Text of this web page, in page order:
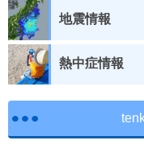
地震情報
熱中症情報